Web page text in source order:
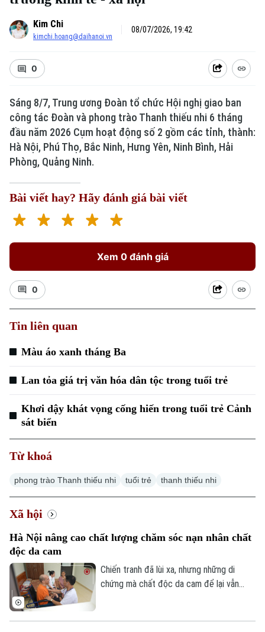
Xu hướng
Kim Chi
kimchi.hoang@daihanoi.vn
08/07/2026, 19:42
0
Sáng 8/7, Trung ương Đoàn tổ chức Hội nghị giao ban
công tác Đoàn và phong trào Thanh thiếu nhi 6 tháng
đầu năm 2026 Cụm hoạt động số 2 gồm các tỉnh, thành:
Hà Nội, Phú Thọ, Bắc Ninh, Hưng Yên, Ninh Bình, Hải
Phòng, Quảng Ninh.
Bài viết hay? Hãy đánh giá bài viết
Xem 0 đánh giá
0
Tin liên quan
Màu áo xanh tháng Ba
Lan tỏa giá trị văn hóa dân tộc trong tuổi trẻ
Khơi dậy khát vọng cống hiến trong tuổi trẻ Cảnh
sát biển
Từ khoá
phong trào Thanh thiếu nhi tuổi trẻ thanh thiếu nhi
Xã hội
Hà Nội nâng cao chất lượng chăm sóc nạn nhân chất
độc da cam
Chiến tranh đã lùi xa, nhưng những di
chứng mà chất độc da cam để lại vẫn